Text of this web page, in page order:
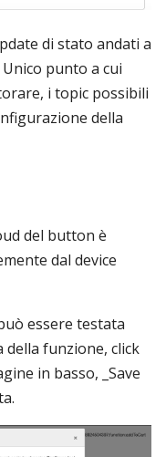
di stato andati a
punto a cui
i topic possibili
della
del button è
dal device
essere testata
della funzione, click
in basso, _Save